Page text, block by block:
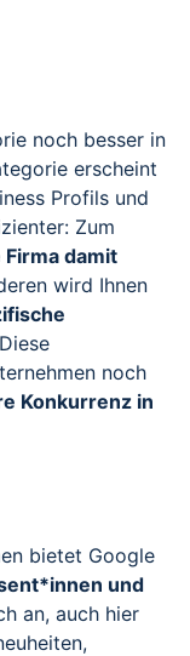
noch besser in
erscheint
Profils und
Zum
Firma damit
wird Ihnen
noch
Konkurrenz in
bietet Google
und
an, auch hier